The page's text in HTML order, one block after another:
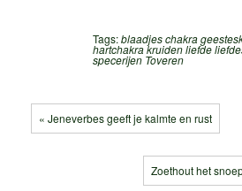
Tags:blaadjeschakra
hartchakrakruidenliefde
specerijen Toveren
« Jeneverbes geeft je kalmte en rust
Zoethout het